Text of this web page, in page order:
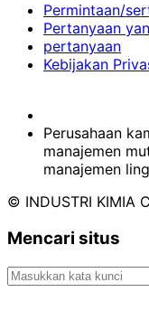
Permintaan/
Pertanyaan
pertanyaan
Kebijakan
Perusahaan
manajemen
manajemen
© INDUSTRI KIMIA
Mencari situs